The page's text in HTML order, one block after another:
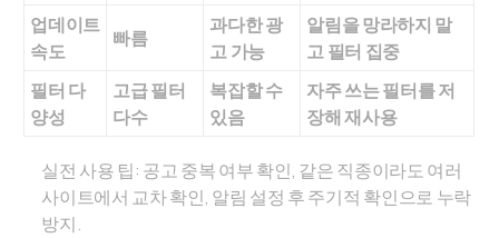
업데이트
속도
빠름
과다한 광
고 가능
알림을 망라하지 말
고 필터 집중
필터 다
양성
고급 필터
다수
복잡할 수
있음
자주 쓰는 필터를 저
장해 재사용
실전 사용 팁: 공고 중복 여부 확인, 같은 직종이라도 여러
사이트에서 교차 확인, 알림 설정 후 주기적 확인으로 누락
방지.